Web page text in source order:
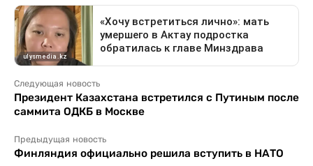
Следующая новость
Президент Казахстана встретился с Путиным после
саммита ОДКБ в Москве
Предыдущая новость
Финляндия официально решила вступить в НАТО